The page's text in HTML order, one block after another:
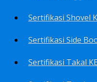
Sertifikasi Shovel
Sertifikasi Takal